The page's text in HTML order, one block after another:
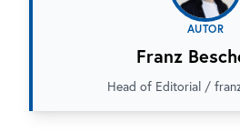
AUTOR
Franz
Head of Editorial /